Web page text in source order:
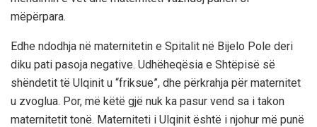
mëpërpara.
Edhe ndodhja në maternitetin e Spitalit në Bijelo Pole deri
diku pati pasoja negative. Udhëheqësia e Shtëpisë së
shëndetit të Ulqinit u “friksue”, dhe përkrahja për maternitet
u zvoglua. Por, më këtë gjë nuk ka pasur vend sa i takon
maternitetit tonë. Materniteti i Ulqinit është i njohur më punë